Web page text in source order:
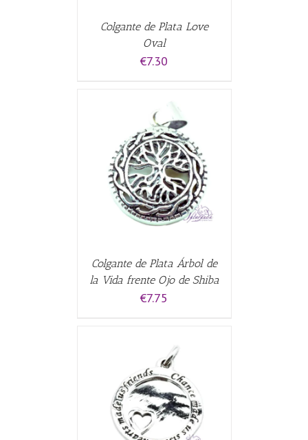
Colgante de Plata Love
Oval
€7.30
Colgante de Plata Árbol de
la Vida frente Ojo de Shiba
€7.75